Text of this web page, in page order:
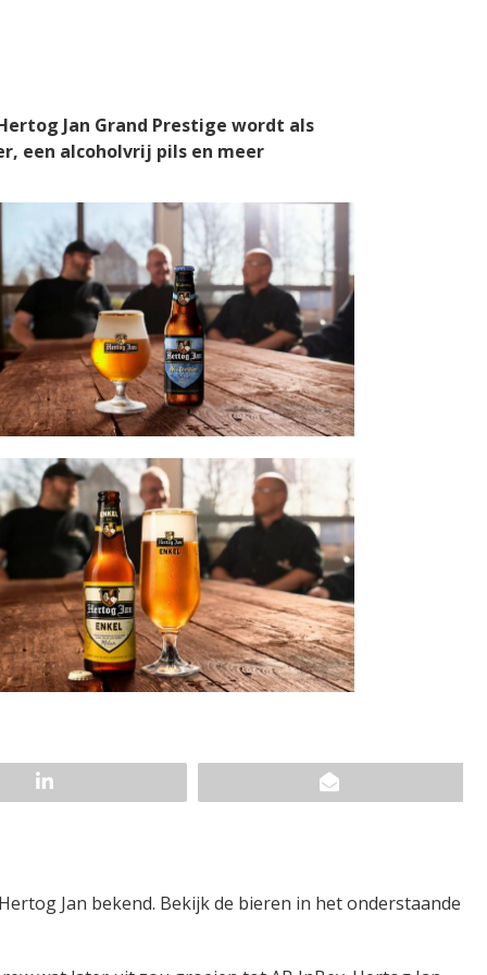
Jan Grand Prestige wordt als
een alcoholvrij pils en meer
Jan bekend. Bekijk de bieren in het onderstaande